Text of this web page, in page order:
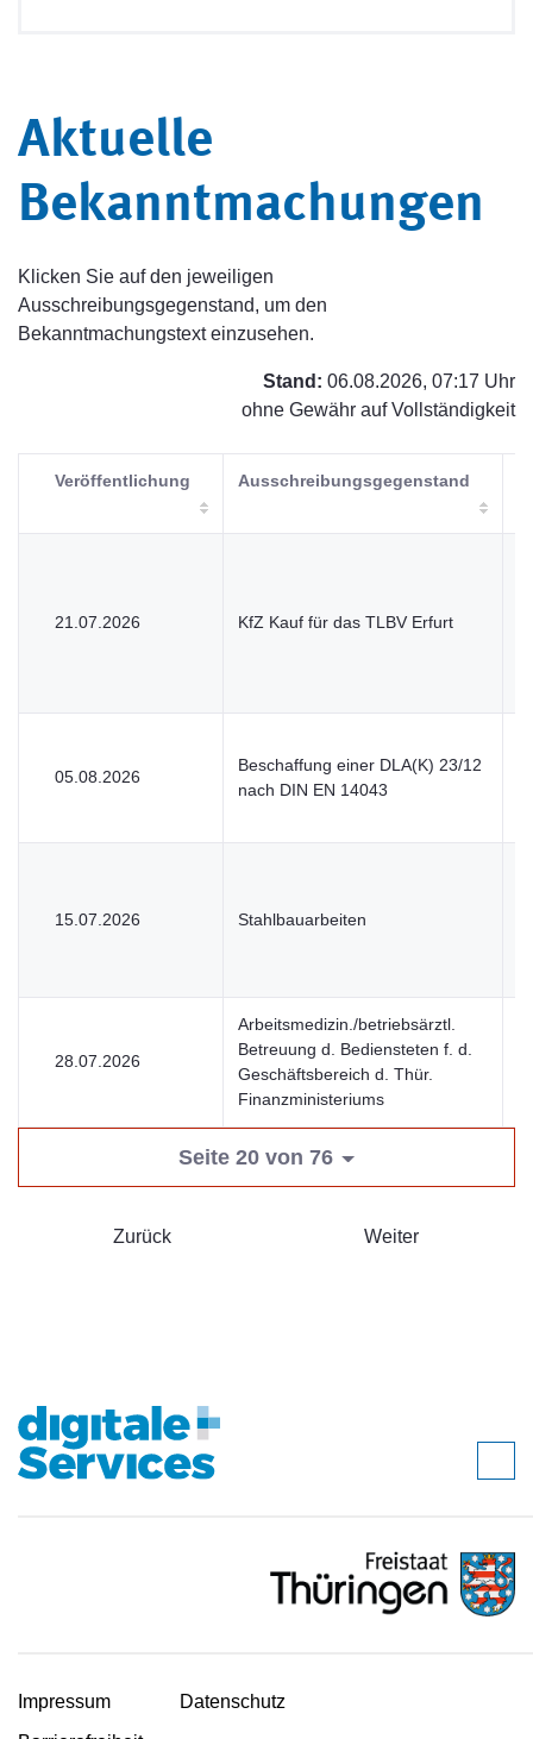
Aktuelle
Bekanntmachungen
Klicken Sie auf den jeweiligen
Ausschreibungsgegenstand, um den
Bekanntmachungstext einzusehen.
Stand: 06.08.2026, 07:17 Uhr
ohne Gewähr auf Vollständigkeit
Veröffentlichung Ausschreibungsgegenstand
21.07.2026 KfZ Kauf für das TLBV Erfurt
05.08.2026
Beschaffung einer DLA(K) 23/12
nach DIN EN 14043
15.07.2026 Stahlbauarbeiten
28.07.2026
Arbeitsmedizin./betriebsärztl.
Betreuung d. Bediensteten f. d.
Geschäftsbereich d. Thür.
Finanzministeriums
Seite 20 von 76
Zurück Weiter
Impressum
Datenschutz